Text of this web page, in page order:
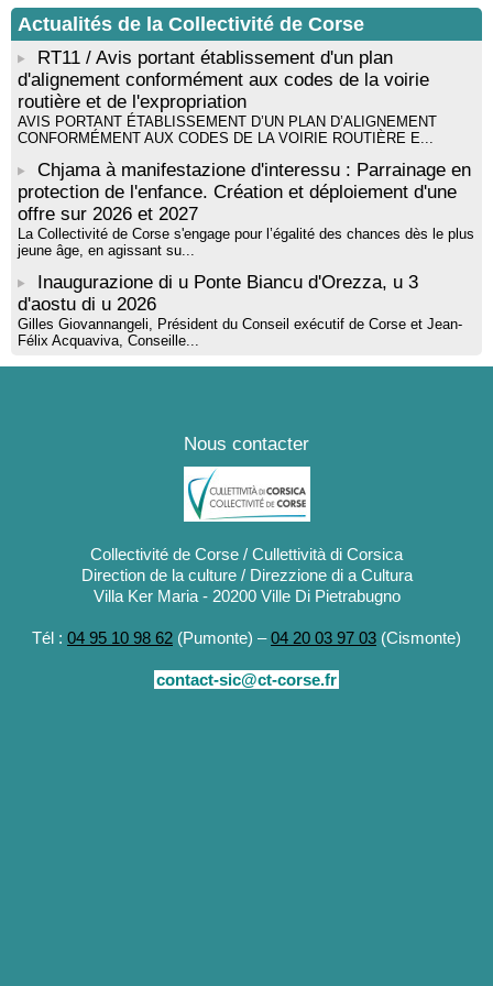
Rencontre / dédicace avec Lucrèce Luciani autour de son
livre « La ballade du pendu du Niolu» - Mediateca territuriale di
Santa Lucia di Tallà
Actualités de la Collectivité de Corse
RT11 / Avis portant établissement d'un plan
d'alignement conformément aux codes de la voirie
routière et de l'expropriation
AVIS PORTANT ÉTABLISSEMENT D’UN PLAN D’ALIGNEMENT
CONFORMÉMENT AUX CODES DE LA VOIRIE ROUTIÈRE E...
Chjama à manifestazione d'interessu : Parrainage en
protection de l'enfance. Création et déploiement d'une
offre sur 2026 et 2027
La Collectivité de Corse s'engage pour l’égalité des chances dès le plus
jeune âge, en agissant su...
Inaugurazione di u Ponte Biancu d'Orezza, u 3
d'aostu di u 2026
Gilles Giovannangeli, Président du Conseil exécutif de Corse et Jean-
Félix Acquaviva, Conseille...
Nous contacter
Collectivité de Corse / Cullettività di Corsica
Direction de la culture / Direzzione di a Cultura
Villa Ker Maria - 20200 Ville Di Pietrabugno
Tél : 04 95 10 98 62 (Pumonte) –04 20 03 97 03 (Cismonte)
contact-sic@ct-corse.fr